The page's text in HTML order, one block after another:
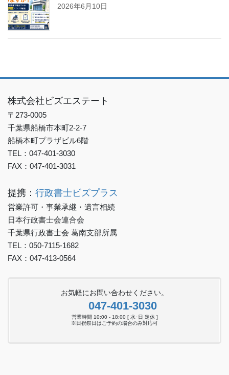
2026年6月10日
株式会社ビズエステート
〒273-0005
千葉県船橋市本町2-2-7
船橋本町プラザビル6階
TEL：047-401-3030
FAX：047-401-3031
提携： 行政書士ビズプラス
営業許可・事業承継・遺言相続
日本行政書士会連合会
千葉県行政書士会 葛南支部所属
TEL：050-7115-1682
FAX：047-413-0564
お気軽にお問い合わせください。
047-401-3030
営業時間 10:00 - 18:00 [ 水･日 定休 ]
※日祝祭日はご予約の場合のみ対応可